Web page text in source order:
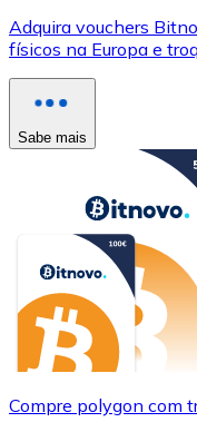
Adquira vouchers
físicos na Europa e
Sabe mais
Compre polygon com